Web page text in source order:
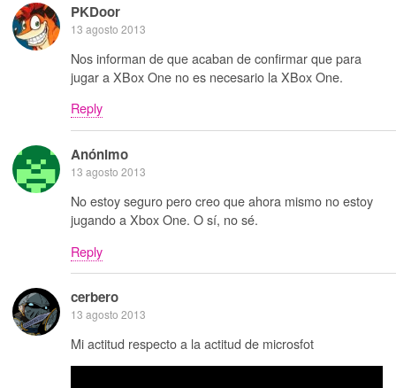
PKDoor
13 agosto 2013
Nos informan de que acaban de confirmar que para
jugar a XBox One no es necesario la XBox One.
Reply
Anónimo
13 agosto 2013
No estoy seguro pero creo que ahora mismo no estoy
jugando a Xbox One. O sí, no sé.
Reply
cerbero
13 agosto 2013
Mi actitud respecto a la actitud de microsfot